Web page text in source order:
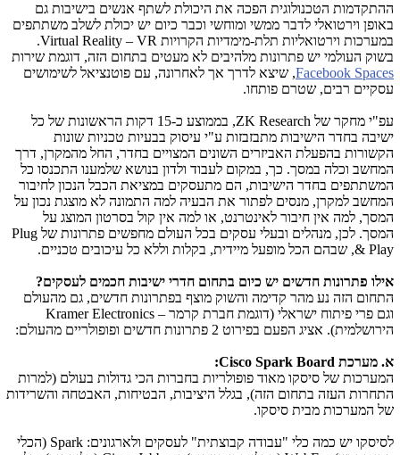
ההתקדמות הטכנולוגית הפכה את היכולת לשתף אנשים בישיבות גם
באופן וירטואלי לדבר ממשי ומוחשי וכבר כיום יש יכולת לשלב משתתפים
במערכות וירטואליות תלת-מימדיות הקרויות VR
–
Virtual Reality
.
בשוק העולמי יש פתרונות מלהיבים לא מעטים בתחום הזה, דוגמת שירות
,Facebook Spaces שיצא לדרך אך לאחרונה, עם פוטנציאל לשימושים
עסקיים רבים, שטרם פותחו.
עפ"י מחקר של ZK Research
, בממוצע כ-15 דקות הראשונות של כל
ישיבה בחדר הישיבות מתבזבזות ע"י עיסוק בבעיות טכניות שונות
הקשורות בהפעלת האביזרים השונים המצויים בחדר, החל מהמקרן, דרך
המחשב וכלה במסך. כך, במקום לעבוד ולדון בנושא שלמענו התכנסו כל
המשתתפים בחדר הישיבות, הם מתעסקים במציאת הכבל הנכון לחיבור
המחשב למקרן, מנסים לפתור את הבעיה למה התמונה לא מוצגת נכון על
המסך, למה אין חיבור לאינטרנט, או למה אין קול בסרטון המוצג על
המסך. לכן, מנהלים ובעלי עסקים בכל העולם מחפשים פתרונות של Plug
& Play, שבהם הכל מופעל מיידית, בקלות וללא כל עיכובים טכניים.
אילו פתרונות חדשים יש כיום בתחום חדרי ישיבות חכמים לעסקים?
התחום הזה נע מהר קדימה והשוק מוצף בפתרונות חדשים, גם מהעולם
וגם פרי פיתוח ישראלי (דוגמת חברת קרמר – Kramer Electronics
הירושלמית). אציג הפעם בפירוט 2 פתרונות חדשים ופופולריים מהעולם:
א. מערכת Cisco Spark Board
:
המערכות של סיסקו מאוד פופולריות בחברות הכי גדולות בעולם (למרות
התחרות העזה בתחום הזה), בגלל היציבות, הבטיחות, האבטחה והשרידות
של המערכות מבית סיסקו.
לסיסקו יש כמה כלי "עבודה קבוצתית" לעסקים ולארגונים: Spark (הכלי